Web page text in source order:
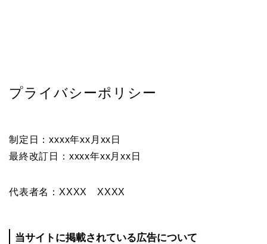
プライバシーポリシー
制定日：xxxx年xx月xx日
最終改訂日：xxxx年xx月xx日
代表者名：XXXX XXXX
当サイトに掲載されている広告について